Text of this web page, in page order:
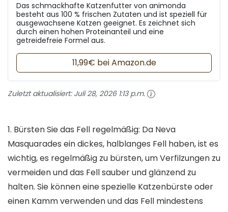
Das schmackhafte Katzenfutter von animonda
besteht aus 100 % frischen Zutaten und ist speziell für
ausgewachsene Katzen geeignet. Es zeichnet sich
durch einen hohen Proteinanteil und eine
getreidefreie Formel aus.
11,99€ bei Amazon.de
Zuletzt aktualisiert: Juli 28, 2026 1:13 p.m.
1. Bürsten Sie das Fell regelmäßig: Da Neva
Masquarades ein dickes, halblanges Fell haben, ist es
wichtig, es regelmäßig zu bürsten, um Verfilzungen zu
vermeiden und das Fell sauber und glänzend zu
halten. Sie können eine spezielle Katzenbürste oder
einen Kamm verwenden und das Fell mindestens